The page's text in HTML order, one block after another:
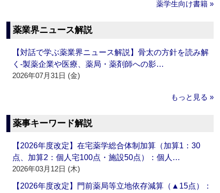
薬学生向け書籍 »
薬業界ニュース解説
【対話で学ぶ薬業界ニュース解説】骨太の方針を読み解
く‐製薬企業や医療、薬局・薬剤師への影…
2026年07月31日 (金)
もっと見る »
薬事キーワード解説
【2026年度改定】在宅薬学総合体制加算（加算1：30
点、加算2：個人宅100点・施設50点）：個人…
2026年03月12日 (木)
【2026年度改定】門前薬局等立地依存減算（▲15点）：